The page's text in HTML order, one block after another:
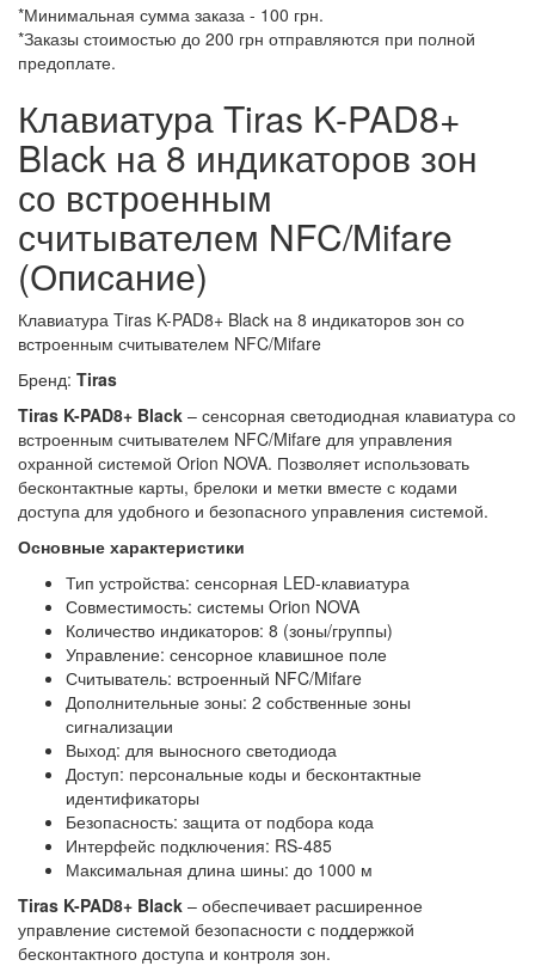
*Минимальная сумма заказа - 100 грн.
*Заказы стоимостью до 200 грн отправляются при полной
предоплате.
Клавиатура Tiras K-PAD8+
Black на 8 индикаторов зон
со встроенным
считывателем NFC/Mifare
(Описание)
Клавиатура Tiras K-PAD8+ Black на 8 индикаторов зон со
встроенным считывателем NFC/Mifare
Бренд: Tiras
Tiras K-PAD8+ Black – сенсорная светодиодная клавиатура со
встроенным считывателем NFC/Mifare для управления
охранной системой Orion NOVA. Позволяет использовать
бесконтактные карты, брелоки и метки вместе с кодами
доступа для удобного и безопасного управления системой.
Основные характеристики
Тип устройства: сенсорная LED-клавиатура
Совместимость: системы Orion NOVA
Количество индикаторов: 8 (зоны/группы)
Управление: сенсорное клавишное поле
Считыватель: встроенный NFC/Mifare
Дополнительные зоны: 2 собственные зоны
сигнализации
Выход: для выносного светодиода
Доступ: персональные коды и бесконтактные
идентификаторы
Безопасность: защита от подбора кода
Интерфейс подключения: RS-485
Максимальная длина шины: до 1000 м
Tiras K-PAD8+ Black – обеспечивает расширенное
управление системой безопасности с поддержкой
бесконтактного доступа и контроля зон.